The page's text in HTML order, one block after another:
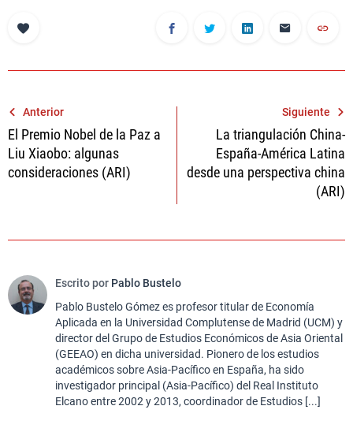
Navegación
de
entradas
Anterior
El Premio Nobel de la Paz a
Liu Xiaobo: algunas
consideraciones (ARI)
Siguiente
La triangulación China-
España-América Latina
desde una perspectiva china
(ARI)
Escrito por Pablo Bustelo
Pablo Bustelo Gómez es profesor titular de Economía
Aplicada en la Universidad Complutense de Madrid (UCM) y
director del Grupo de Estudios Económicos de Asia Oriental
(GEEAO) en dicha universidad. Pionero de los estudios
académicos sobre Asia-Pacífico en España, ha sido
investigador principal (Asia-Pacífico) del Real Instituto
Elcano entre 2002 y 2013, coordinador de Estudios [...]